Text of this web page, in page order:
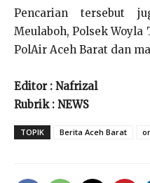
Pencarian tersebut
Meulaboh, Polsek
PolAir Aceh Barat dan
Editor : Nafrizal
Rubrik : NEWS
TOPIK Berita Aceh Barat